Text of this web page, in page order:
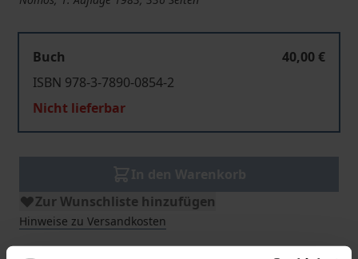
Buch
40,00 €
ISBN 978-3-7890-0854-2
Nicht lieferbar
Zur Wunschliste hinzufügen
Hinweise zu Versandkosten